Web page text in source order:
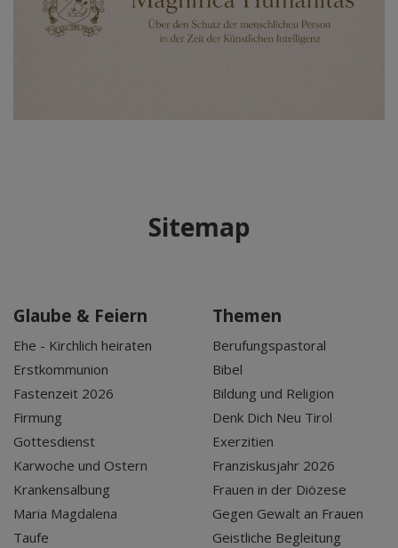
Sitemap
Glaube & Feiern
Ehe - Kirchlich heiraten
Erstkommunion
Fastenzeit 2026
Firmung
Gottesdienst
Karwoche und Ostern
Krankensalbung
Maria Magdalena
Taufe
Themen
Berufungspastoral
Bibel
Bildung und Religion
Denk Dich Neu Tirol
Exerzitien
Franziskusjahr 2026
Frauen in der Diözese
Gegen Gewalt an Frauen
Geistliche Begleitung